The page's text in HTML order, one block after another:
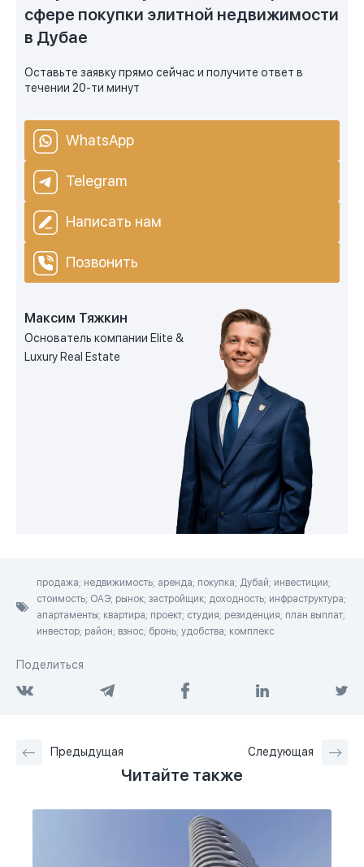
сфере покупки элитной недвижимости
в Дубае
Оставьте заявку прямо сейчас и получите ответ в
течении 20-ти минут
WhatsApp
Telegram
Написать нам
Позвонить
Максим Тяжкин
Основатель компании Elite &
Luxury Real Estate
продажа; недвижимость; аренда; покупка; Дубай; инвестиции;
стоимость; ОАЭ; рынок; застройщик; доходность; инфраструктура;
апартаменты; квартира; проект; студия; резиденция; план выплат;
инвестор; район; взнос; бронь; удобства; комплекс
Поделиться
Предыдущая Следующая
Читайте также